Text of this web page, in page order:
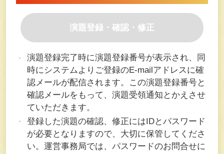
演題登録・確認・修正
演題登録完了時に演題登録番号が表示され、同
時にシステムよりご登録のE-mailアドレスに確
認メールが配信されます。この演題登録番号と
確認メールをもって、演題受領通知とかえさせ
ていただきます。
登録した演題の確認、修正にはIDとパスワード
が必要となりますので、大切に保管してくださ
い。運営事務局では、パスワードのお問合せに